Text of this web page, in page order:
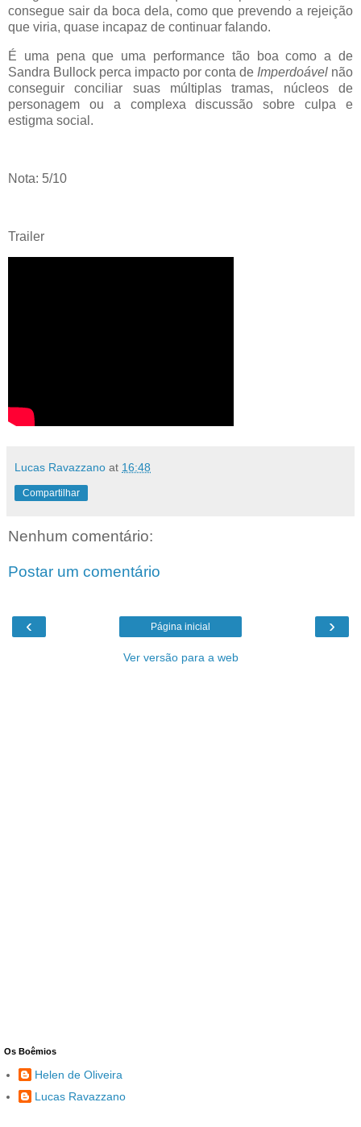
consegue sair da boca dela, como que prevendo a rejeição
que viria, quase incapaz de continuar falando.
É uma pena que uma performance tão boa como a de
Sandra Bullock perca impacto por conta de Imperdoável não
conseguir conciliar suas múltiplas tramas, núcleos de
personagem ou a complexa discussão sobre culpa e
estigma social.
Nota: 5/10
Trailer
Lucas Ravazzano at 16:48
Compartilhar
Nenhum comentário:
Postar um comentário
‹ ›
Página inicial
Ver versão para a web
Os Boêmios
Helen de Oliveira
Lucas Ravazzano